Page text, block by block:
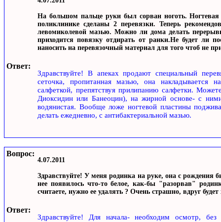
На большом пальце руки был сорван ноготь.
поликлинике сделаны 2 перевязки. Теперь
левомиколевой мазью. Можно ли дома делать
приходится повязку отдирать от ранки.Не будет ли
наносить на перевязочный материал для того чтоб не
Ответ:
Здравствуйте! В апеках продают специальный
сеточка, пропитанная мазью, она
салфеткой, препятствуя прилипанию салфетки.
Диоксидин или Банеоцин), на жирной основе- с
водянистая. Вообще ложе ногтевой пластины
делать ежедневно, с антибактериальной мазью.
Вопрос:
4.07.2011
Здравствуйте! У меня родинка на руке, она с рождения
нее появилось что-то белое, как-бы "разорвав"
считаете, нужно ее удалять ? Очень страшно, вдруг
Ответ:
Здравствуйте! Для начала- необходим осмотр, без